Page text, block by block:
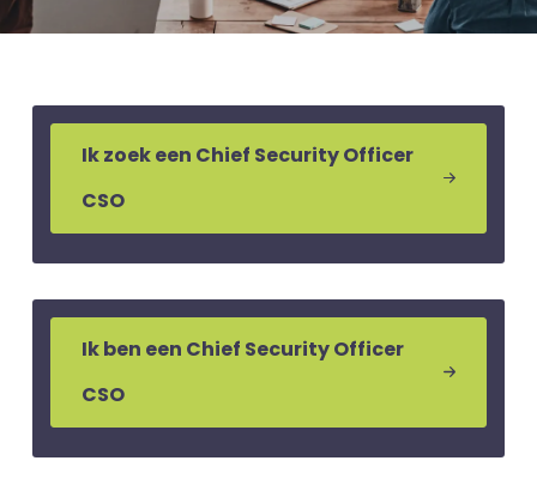
Ik zoek een Chief Security Officer
CSO
Ik ben een Chief Security Officer
CSO